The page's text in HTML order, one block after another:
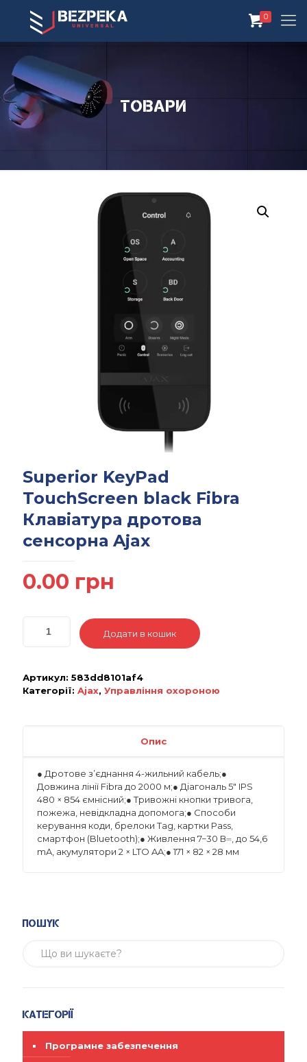
0
Товари
Superior KeyPad
TouchScreen black Fibra
Клавіатура дротова
сенсорна Ajax
0.00 грн
Додати в кошик
Артикул: 583dd8101af4
Категорії: Ajax, Управління охороною
Опис
● Дротове з’єднання 4-жильний кабель;●
Довжина лінії Fibra до 2000 м;● Діагональ 5″ IPS
480 × 854 ємнісний;● Тривожні кнопки тривога,
пожежа, невідкладна допомога;● Способи
керування коди, брелоки Tag, картки Pass,
смартфон (Bluetooth);● Живлення 7−30 В⎓, до 54,6
mA, акумулятори 2 × LTO AA;● 171 × 82 × 28 мм
Пошук
Категорії
Програмне забезпечення